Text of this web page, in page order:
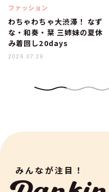
ファッション
わちゃわちゃ大渋滞！ なず
な・和奏・栞 三姉妹の夏休
み着回し20days
2026.07.29
みんなが注目！